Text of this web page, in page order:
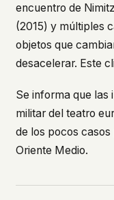
encuentro de
(2015) y múltiples
objetos que
desacelerar. Este
Se informa que las
militar del teatro
de los pocos
Oriente Medio.